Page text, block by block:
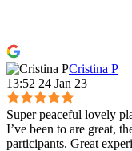
Cristina P
13:52 24 Jan 23
Super peaceful lovely
I’ve been to are great,
participants. Great